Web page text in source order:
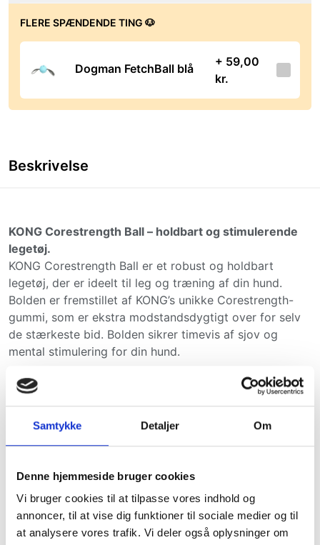
Samtykke Detaljer Om
Denne hjemmeside bruger cookies
Vi bruger cookies til at tilpasse vores indhold og
annoncer, til at vise dig funktioner til sociale medier og til
at analysere vores trafik. Vi deler også oplysninger om
FLERE SPÆNDENDE TING 🐶
Dogman FetchBall blå
+ 59,00
kr.
Beskrivelse
KONG Corestrength Ball – holdbart og stimulerende
legetøj.
KONG Corestrength Ball er et robust og holdbart
legetøj, der er ideelt til leg og træning af din hund.
Bolden er fremstillet af KONG’s unikke Corestrength-
gummi, som er ekstra modstandsdygtigt over for selv
de stærkeste bid. Bolden sikrer timevis af sjov og
mental stimulering for din hund.
Fordele ved KONG Corestrength Ball:
Ekstra holdbar gummibold designet til intens
tygning.
Stimulerer tænder og styrker kæbemuskulaturen.
Kan bruges til apporttræning.
Produktinformation:
Medium: Ø6 cm – perfekt til mellemstore hunde.